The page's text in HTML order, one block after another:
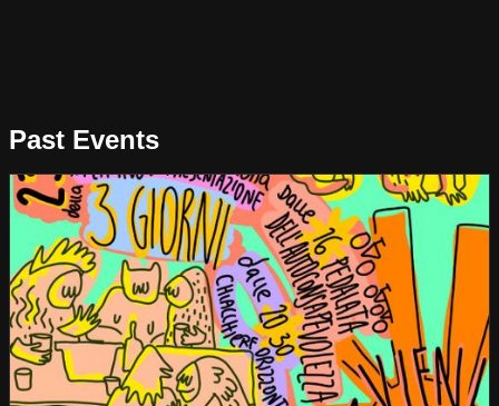
Past Events